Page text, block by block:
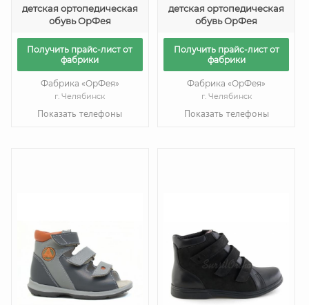
детская ортопедическая
обувь ОрФея
Получить прайс-лист от
фабрики
Фабрика «ОрФея»
г. Челябинск
Показать телефоны
детская ортопедическая
обувь ОрФея
Получить прайс-лист от
фабрики
Фабрика «ОрФея»
г. Челябинск
Показать телефоны